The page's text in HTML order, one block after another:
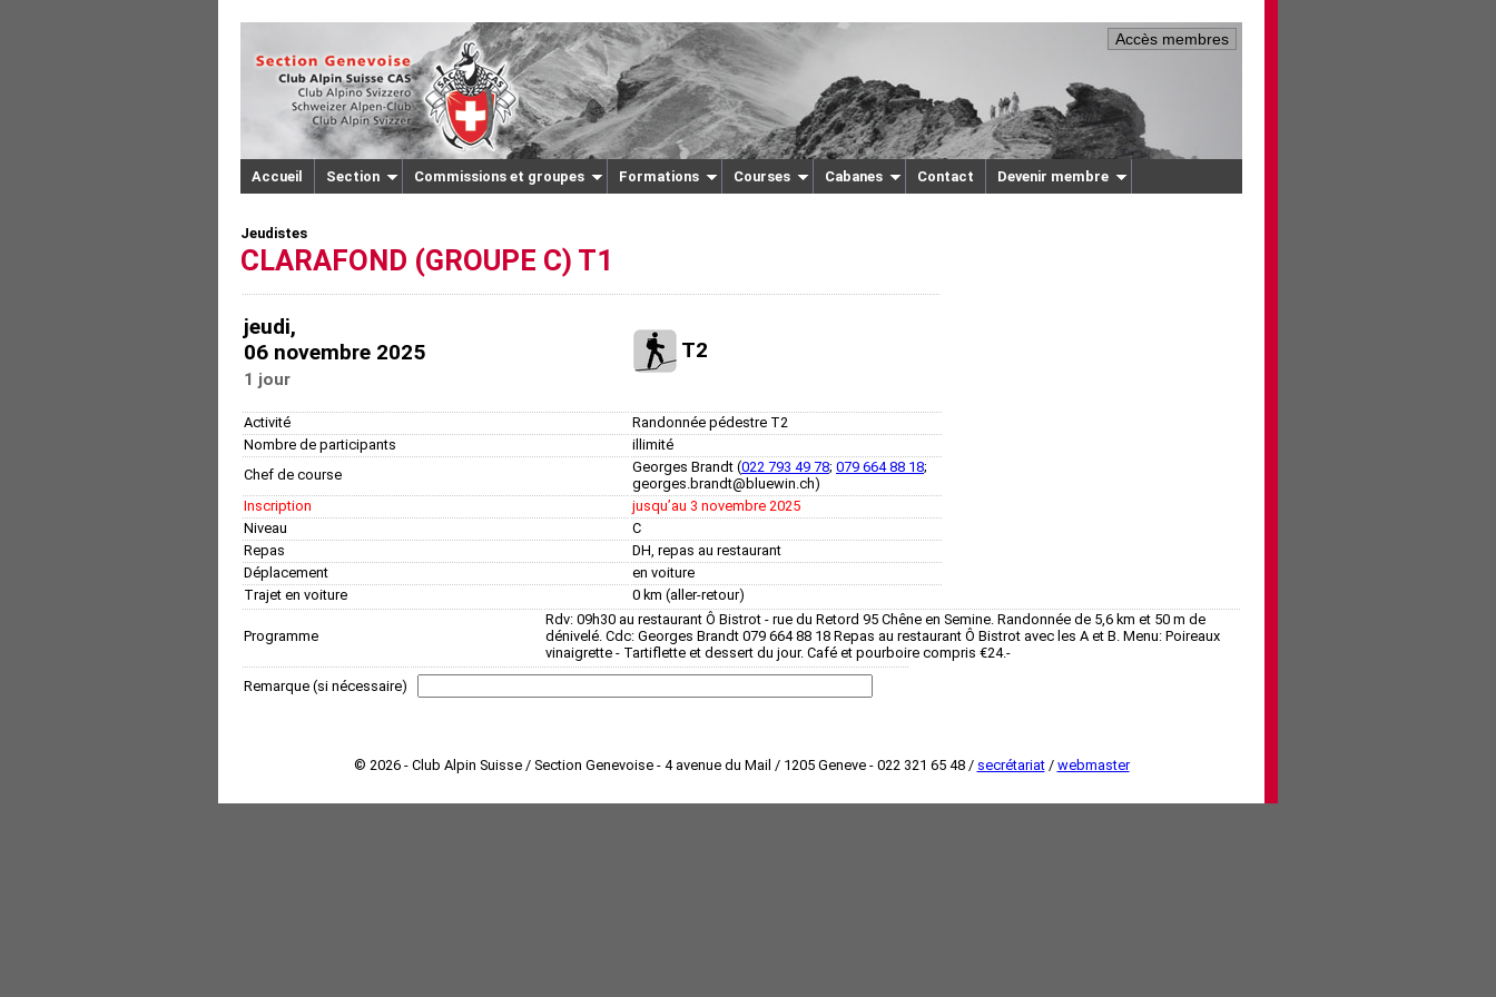
Accès membres
Accueil Section Commissions et groupes Formations Courses Cabanes Contact Devenir membre
Jeudistes
CLARAFOND (GROUPE C) T1
jeudi,
06 novembre 2025
1 jour
T2
Activité
Randonnée pédestre T2
Nombre de participants
illimité
Chef de course
Georges Brandt (022 793 49 78; 079 664 88 18;
georges.brandt@bluewin.ch)
Inscription
jusquʼau 3 novembre 2025
Niveau
C
Repas
DH, repas au restaurant
Déplacement
en voiture
Trajet en voiture
0 km (aller-retour)
Programme
Rdv: 09h30 au restaurant Ô Bistrot - rue du Retord 95 Chêne en Semine. Randonnée de 5,6 km et 50 m de
dénivelé. Cdc: Georges Brandt 079 664 88 18 Repas au restaurant Ô Bistrot avec les A et B. Menu: Poireaux
vinaigrette - Tartiflette et dessert du jour. Café et pourboire compris €24.-
Remarque (si nécessaire)
© 2026 - Club Alpin Suisse / Section Genevoise - 4 avenue du Mail / 1205 Geneve - 022 321 65 48 / secrétariat/ webmaster